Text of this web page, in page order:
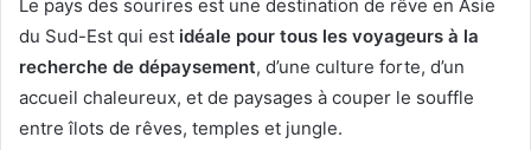
Le pays des sourires est une destination de rêve en Asie
du Sud-Est qui est idéale pour tous les voyageurs à la
recherche de dépaysement, d’une culture forte, d’un
accueil chaleureux, et de paysages à couper le souffle
entre îlots de rêves, temples et jungle.